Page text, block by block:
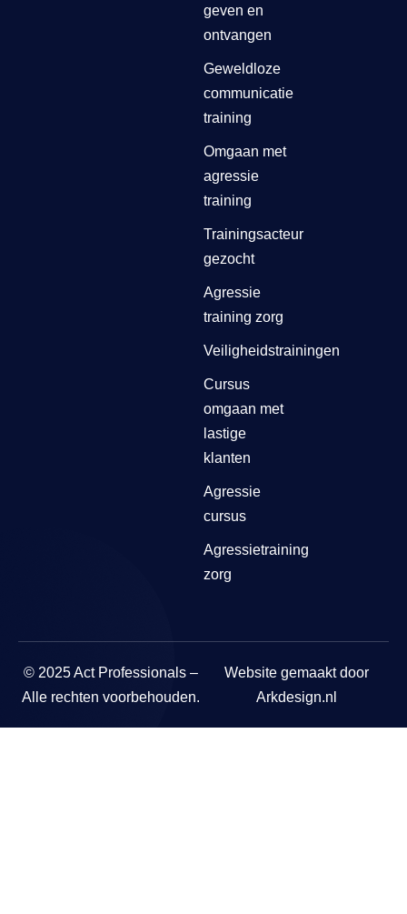
geven en
ontvangen
Geweldloze
communicatie
training
Omgaan met
agressie
training
Trainingsacteur
gezocht
Agressie
training zorg
Veiligheidstrainingen
Cursus
omgaan met
lastige
klanten
Agressie
cursus
Agressietraining
zorg
© 2025 Act Professionals –
Alle rechten voorbehouden.
Website gemaakt door
Arkdesign.nl